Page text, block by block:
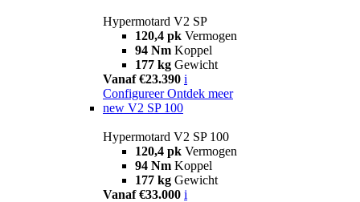
Hypermotard V2 SP
120,4 pk Vermogen
94 Nm Koppel
177 kg Gewicht
Vanaf €23.390 i
Configureer Ontdek meer
new V2 SP 100
Hypermotard V2 SP 100
120,4 pk Vermogen
94 Nm Koppel
177 kg Gewicht
Vanaf €33.000 i